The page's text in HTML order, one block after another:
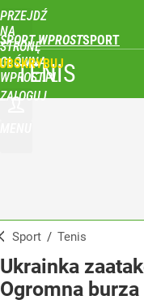
PRZEJDŹ
NA
STRONĘ
GŁÓWNĄ
WPROST.PL
SPORT WPROST
ZALOGUJ
TENIS
Sport / Tenis
Ukrainka
Ogromna burza